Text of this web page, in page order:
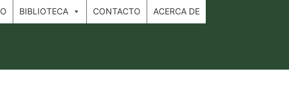
BIBLIOTECA CONTACTO ACERCA DE